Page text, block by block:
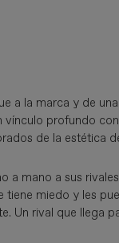
a la marca y de
profundo
de la estética
a mano a sus
miedo y les
Un rival que llega